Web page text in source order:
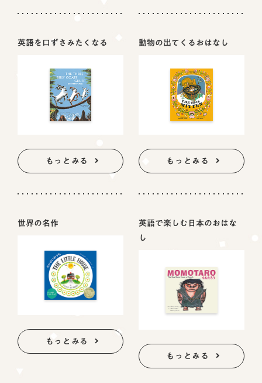
英語を口ずさみたくなる
もっとみる
動物の出てくるおはなし
もっとみる
世界の名作
もっとみる
英語で楽しむ日本のおはな
し
もっとみる